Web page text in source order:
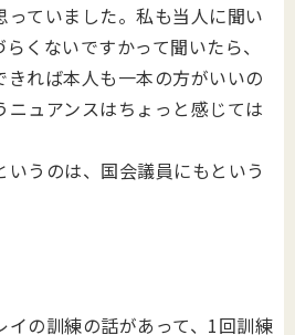
ていました。私も当人に聞い
くないですかって聞いたら、
きれば本人も一本の方がいいの
ニュアンスはちょっと感じては
いうのは、国会議員にもという
イの訓練の話があって、1回訓練